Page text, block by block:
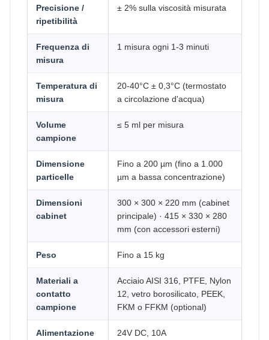
Precisione /
ripetibilità
± 2% sulla viscosità misurata
Frequenza di
misura
1 misura ogni 1-3 minuti
Temperatura di
misura
20-40°C ± 0,3°C (termostato
a circolazione d'acqua)
Volume
campione
≤ 5 ml per misura
Dimensione
particelle
Fino a 200 µm (fino a 1.000
µm a bassa concentrazione)
Dimensioni
cabinet
300 × 300 × 220 mm (cabinet
principale) · 415 × 330 × 280
mm (con accessori esterni)
Peso Fino a 15 kg
Materiali a
contatto
campione
Acciaio AISI 316, PTFE, Nylon
12, vetro borosilicato, PEEK,
FKM o FFKM (optional)
Alimentazione
24V DC, 10A